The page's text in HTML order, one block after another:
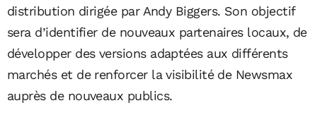
distribution dirigée par Andy Biggers. Son objectif
sera d’identifier de nouveaux partenaires locaux, de
développer des versions adaptées aux différents
marchés et de renforcer la visibilité de Newsmax
auprès de nouveaux publics.